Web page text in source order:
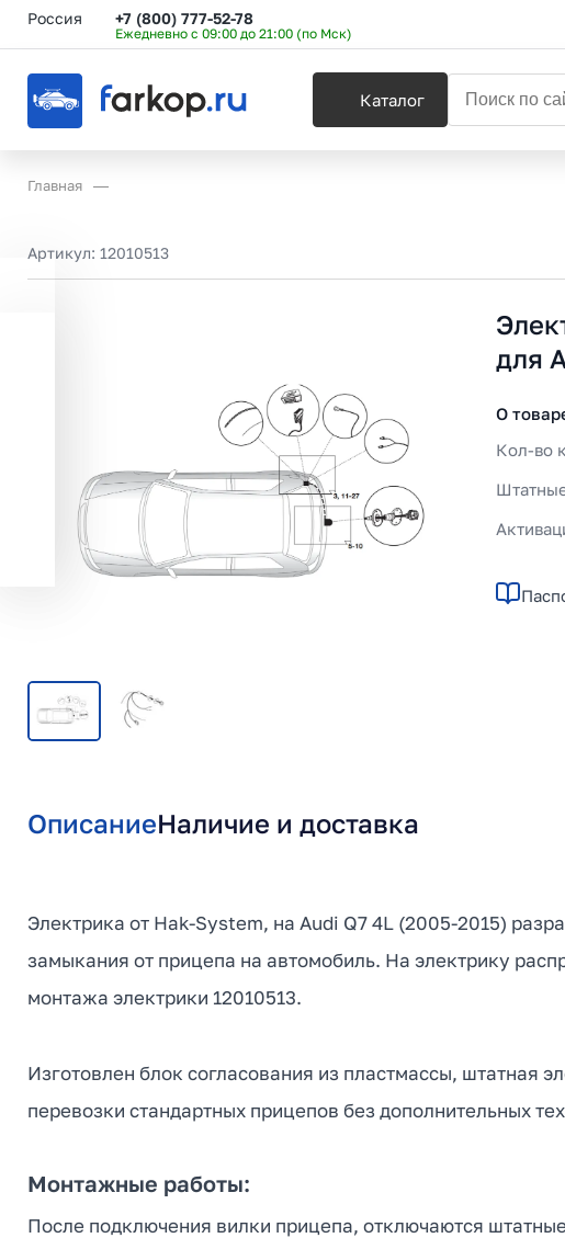
Россия +7 (800) 777-52-78
Ежедневно с 09:00 до 21:00 (по Мск)
Каталог
Главная
Артикул: 12010513
для
О
Кол-во
ОписаниеНаличие и доставка
Электрика от Hak-System, на Audi Q7 4L (2005-2015)
замыкания от прицепа на автомобиль. На электрику
монтажа электрики 12010513.
Изготовлен блок согласования из пластмассы, штатная
перевозки стандартных прицепов без дополнительных
Монтажные работы:
После подключения вилки прицепа, отключаются